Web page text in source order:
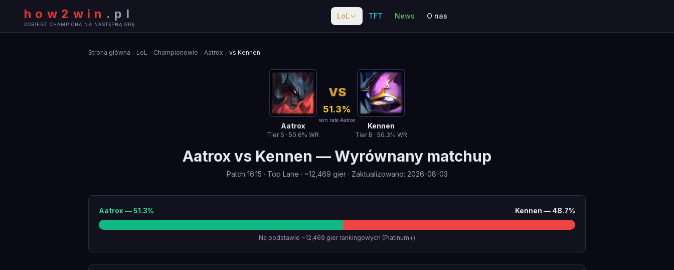
how2win . pl
DOBIERZ CHAMPIONA NA NASTĘPNĄ GRĘ
LoL TFT News O nas
Strona główna LoL Championowie Aatrox vs Kennen
Aatrox
Tier S · 50.6% WR
VS
51.3%
win rate Aatrox
Kennen
Tier B · 50.3% WR
Aatroxvs Kennen —Wyrównany matchup
Patch 16.15 · Top Lane · ~12,469 gier· Zaktualizowano: 2026-08-03
Aatrox —51.3% Kennen — 48.7%
Na podstawie ~12,469 gier rankingowych (Platinum+)